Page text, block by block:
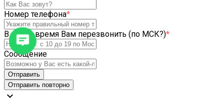
Номер телефона*
В какое время Вам перезвонить (по МСК?)*
Сообщение
Отправить
Отправить повторно